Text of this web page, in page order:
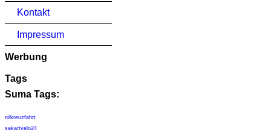
Kontakt
Impressum
Werbung
Tags
Suma Tags:
nilkreuzfahrt
sakartvelo24